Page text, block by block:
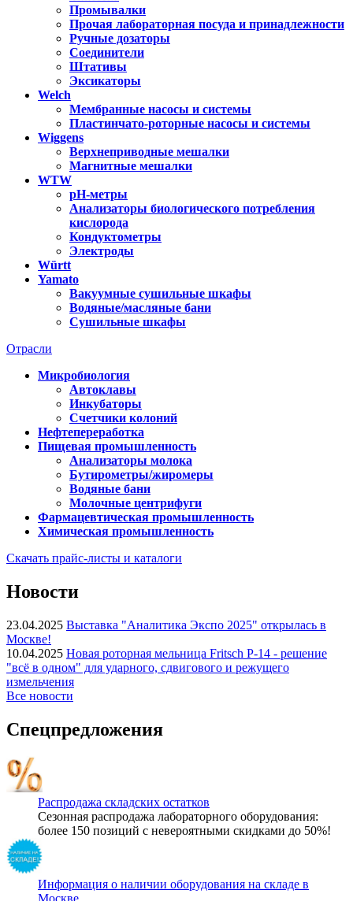
Промывалки
Прочая лабораторная посуда и принадлежности
Ручные дозаторы
Соединители
Штативы
Эксикаторы
Welch
Мембранные насосы и системы
Пластинчато-роторные насосы и системы
Wiggens
Верхнеприводные мешалки
Магнитные мешалки
WTW
pH-метры
Анализаторы биологического потребления
кислорода
Кондуктометры
Электроды
Württ
Yamato
Вакуумные сушильные шкафы
Водяные/масляные бани
Сушильные шкафы
Отрасли
Микробиология
Автоклавы
Инкубаторы
Счетчики колоний
Нефтепереработка
Пищевая промышленность
Анализаторы молока
Бутирометры/жиромеры
Водяные бани
Молочные центрифуги
Фармацевтическая промышленность
Химическая промышленность
Скачать прайс-листы и каталоги
Новости
23.04.2025 Выставка "Аналитика Экспо 2025" открылась в
Москве!
10.04.2025 Новая роторная мельница Fritsch P-14 - решение
"всё в одном" для ударного, сдвигового и режущего
измельчения
Все новости
Спецпредложения
Распродажа складских остатков
Сезонная распродажа лабораторного оборудования:
более 150 позиций с невероятными скидками до 50%!
Информация о наличии оборудования на складе в
Москве